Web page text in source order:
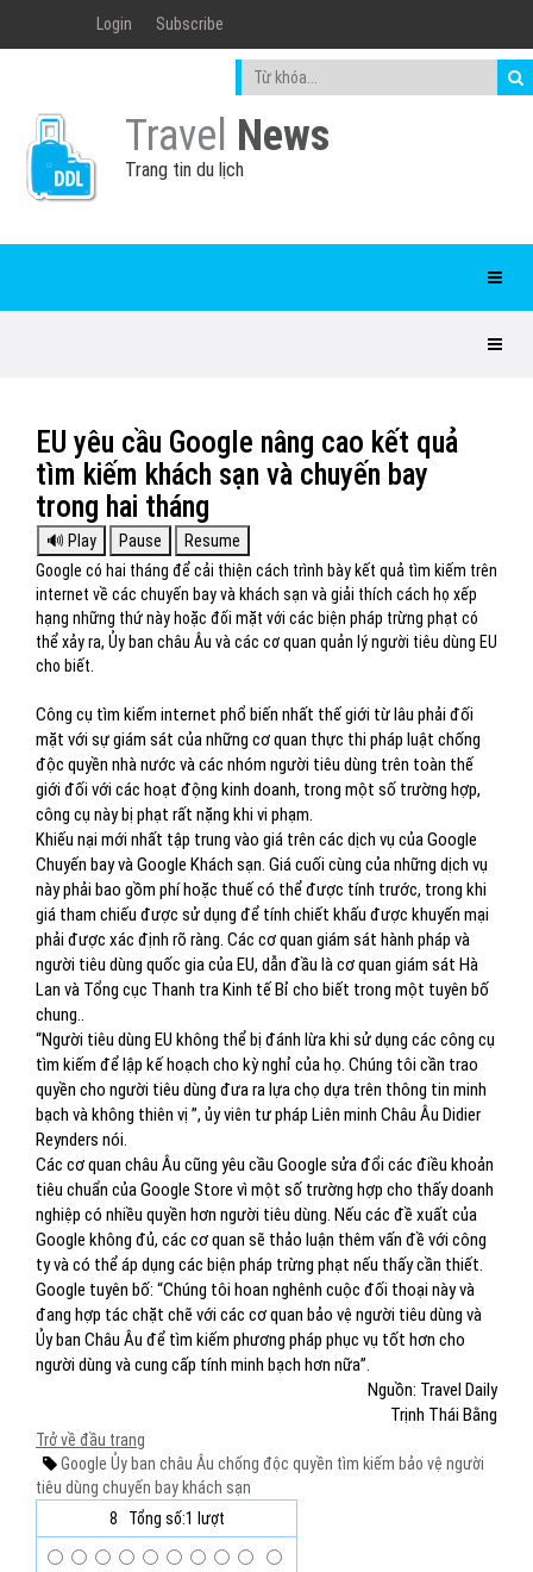
Login Subscribe
Travel News
Trang tin du lịch
EU yêu cầu Google nâng cao kết quả
tìm kiếm khách sạn và chuyến bay
trong hai tháng
Google có hai tháng để cải thiện cách trình bày kết quả tìm kiếm trên
internet về các chuyến bay và khách sạn và giải thích cách họ xếp
hạng những thứ này hoặc đối mặt với các biện pháp trừng phạt có
thể xảy ra, Ủy ban châu Âu và các cơ quan quản lý người tiêu dùng EU
cho biết.
Công cụ tìm kiếm internet phổ biến nhất thế giới từ lâu phải đối
mặt với sự giám sát của những cơ quan thực thi pháp luật chống
độc quyền nhà nước và các nhóm người tiêu dùng trên toàn thế
giới đối với các hoạt động kinh doanh, trong một số trường hợp,
công cụ này bị phạt rất nặng khi vi phạm.
Khiếu nại mới nhất tập trung vào giá trên các dịch vụ của Google
Chuyến bay và Google Khách sạn. Giá cuối cùng của những dịch vụ
này phải bao gồm phí hoặc thuế có thể được tính trước, trong khi
giá tham chiếu được sử dụng để tính chiết khấu được khuyến mại
phải được xác định rõ ràng. Các cơ quan giám sát hành pháp và
người tiêu dùng quốc gia của EU, dẫn đầu là cơ quan giám sát Hà
Lan và Tổng cục Thanh tra Kinh tế Bỉ cho biết trong một tuyên bố
chung..
“Người tiêu dùng EU không thể bị đánh lừa khi sử dụng các công cụ
tìm kiếm để lập kế hoạch cho kỳ nghỉ của họ. Chúng tôi cần trao
quyền cho người tiêu dùng đưa ra lựa chọ dựa trên thông tin minh
bạch và không thiên vị ”, ủy viên tư pháp Liên minh Châu Âu Didier
Reynders nói.
Các cơ quan châu Âu cũng yêu cầu Google sửa đổi các điều khoản
tiêu chuẩn của Google Store vì một số trường hợp cho thấy doanh
nghiệp có nhiều quyền hơn người tiêu dùng. Nếu các đề xuất của
Google không đủ, các cơ quan sẽ thảo luận thêm vấn đề với công
ty và có thể áp dụng các biện pháp trừng phạt nếu thấy cần thiết.
Google tuyên bố: “Chúng tôi hoan nghênh cuộc đối thoại này và
đang hợp tác chặt chẽ với các cơ quan bảo vệ người tiêu dùng và
Ủy ban Châu Âu để tìm kiếm phương pháp phục vụ tốt hơn cho
người dùng và cung cấp tính minh bạch hơn nữa”.
Nguồn: Travel Daily
Trịnh Thái Bằng
Trở về đầu trang
Google Ủy ban châu Âu chống độc quyền tìm kiếm bảo vệ người
tiêu dùng chuyến bay khách sạn
8
Tổng số:1 lượt